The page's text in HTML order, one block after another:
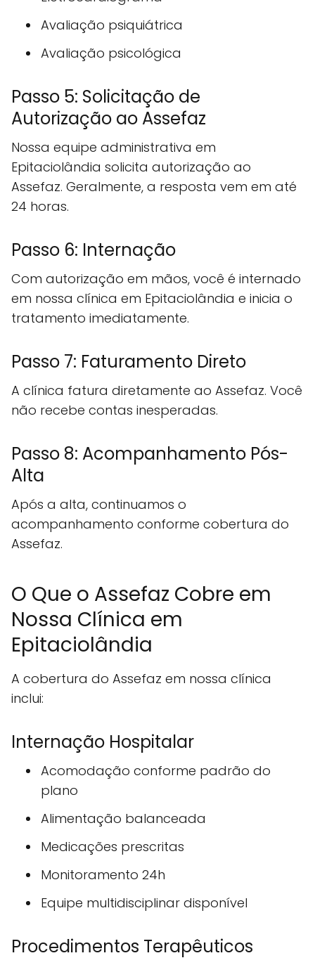
Avaliação psiquiátrica
Avaliação psicológica
Passo 5: Solicitação de
Autorização ao Assefaz
Nossa equipe administrativa em
Epitaciolândia solicita autorização ao
Assefaz. Geralmente, a resposta vem em até
24 horas.
Passo 6: Internação
Com autorização em mãos, você é internado
em nossa clínica em Epitaciolândia e inicia o
tratamento imediatamente.
Passo 7: Faturamento Direto
A clínica fatura diretamente ao Assefaz. Você
não recebe contas inesperadas.
Passo 8: Acompanhamento Pós-
Alta
Após a alta, continuamos o
acompanhamento conforme cobertura do
Assefaz.
O Que o Assefaz Cobre em
Nossa Clínica em
Epitaciolândia
A cobertura do Assefaz em nossa clínica
inclui:
Internação Hospitalar
Acomodação conforme padrão do
plano
Alimentação balanceada
Medicações prescritas
Monitoramento 24h
Equipe multidisciplinar disponível
Procedimentos Terapêuticos